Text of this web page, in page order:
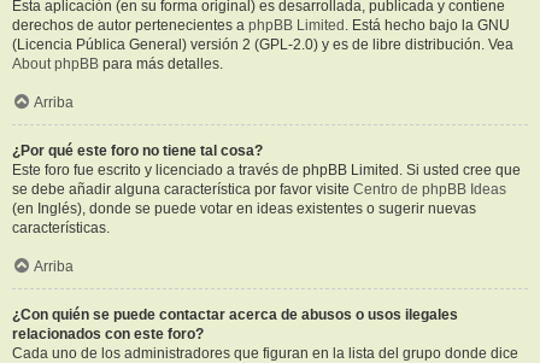
Esta aplicación (en su forma original) es desarrollada, publicada y contiene
derechos de autor pertenecientes a phpBB Limited . Está hecho bajo la GNU
(Licencia Pública General) versión 2 (GPL-2.0) y es de libre distribución. Vea
About phpBB para más detalles.
Arriba
¿Por qué este foro no tiene tal cosa?
Este foro fue escrito y licenciado a través de phpBB Limited. Si usted cree que
se debe añadir alguna característica por favor visite Centro de phpBB Ideas
(en Inglés), donde se puede votar en ideas existentes o sugerir nuevas
características.
Arriba
¿Con quién se puede contactar acerca de abusos o usos ilegales
relacionados con este foro?
Cada uno de los administradores que figuran en la lista del grupo donde dice